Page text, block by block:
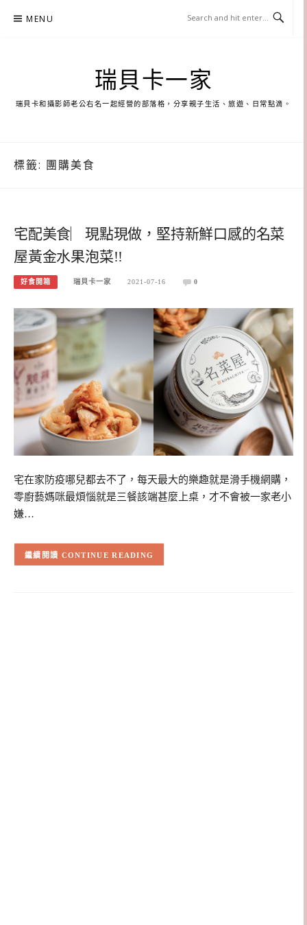
MENU
瑞貝卡一家
瑞貝卡和攝影師老公右名一起經營的部落格，分享親子生活、旅遊、日常點滴。
標籤: 團購美食
宅配美食︳現點現做，堅持新鮮口感的名菜
屋黃金水果泡菜!!
好食開箱 瑞貝卡一家 2021-07-16 0
宅在家防疫哪兒都去不了，每天最大的樂趣就是滑手機網購，
零廚藝媽咪最煩惱就是三餐該端甚麼上桌，才不會被一家老小
嫌…
CONTINUE READING